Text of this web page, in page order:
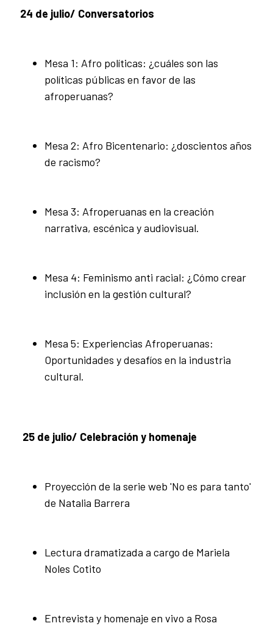
24 de julio/ Conversatorios
Mesa 1: Afro políticas: ¿cuáles son las
políticas públicas en favor de las
afroperuanas?
Mesa 2: Afro Bicentenario: ¿doscientos años
de racismo?
Mesa 3: Afroperuanas en la creación
narrativa, escénica y audiovisual.
Mesa 4: Feminismo anti racial: ¿Cómo crear
inclusión en la gestión cultural?
Mesa 5: Experiencias Afroperuanas:
Oportunidades y desafíos en la industria
cultural.
25 de julio/ Celebración y homenaje
Proyección de la serie web 'No es para tanto'
de Natalia Barrera
Lectura dramatizada a cargo de Mariela
Noles Cotito
Entrevista y homenaje en vivo a Rosa